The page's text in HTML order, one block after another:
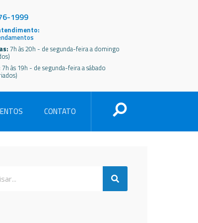
1999
7h às 20h - de segunda-feira a domingo
7h às 19h - de segunda-feira a sábado
CONTATO